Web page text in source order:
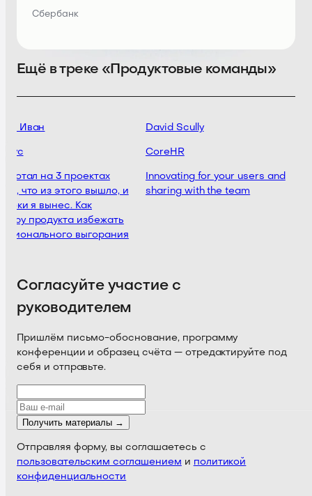
Сбербанк
Ещё в треке «Продуктовые команды»
Иван
на 3 проектах
что из этого вышло, и
я вынес. Как
продукта избежать
выгорания
David Scully
CoreHR
Innovating for your users and
sharing with the team
Согласуйте участие с
руководителем
Пришлём письмо-обоснование, программу
конференции и образец счёта — отредактируйте под
себя и отправьте.
Получить материалы →
Отправляя форму, вы соглашаетесь с
пользовательским соглашением и политикой
конфиденциальности